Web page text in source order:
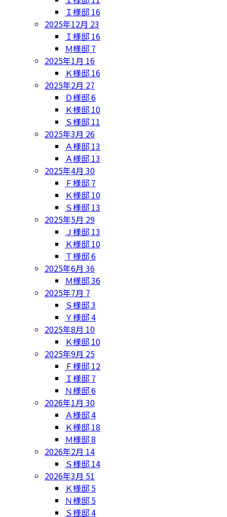
Ｉ様邸 16
2025年12月 23
Ｉ様邸 16
Ｍ様邸 7
2025年1月 16
Ｋ様邸 16
2025年2月 27
Ｄ様邸6
Ｋ様邸 10
Ｓ様邸 11
2025年3月 26
Ａ様邸 13
Ａ様邸 13
2025年4月 30
Ｆ様邸 7
Ｋ様邸 10
Ｓ様邸 13
2025年5月 29
Ｊ様邸 13
Ｋ様邸 10
Ｔ様邸6
2025年6月 36
Ｍ様邸36
2025年7月 7
Ｓ様邸3
Ｙ様邸4
2025年8月 10
Ｋ様邸 10
2025年9月 25
Ｆ様邸 12
Ｉ様邸 7
Ｎ様邸6
2026年1月 30
Ａ様邸4
Ｋ様邸 18
Ｍ様邸8
2026年2月 14
Ｓ様邸 14
2026年3月 51
Ｋ様邸 5
Ｎ様邸 5
Ｓ様邸4